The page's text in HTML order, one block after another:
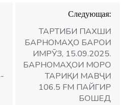
Следующая:
ТАРТИБИ ПАХШИ
БАРНОМАҲО БАРОИ
ИМРӮЗ, 15.09.2025.
БАРНОМАҲОИ МОРО
ТАРИҚИ МАВҶИ
106.5 FM ПАЙГИР
БОШЕД